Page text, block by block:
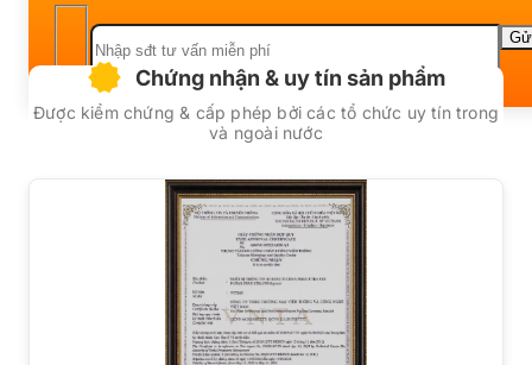
Chứng nhận & uy tín sản phẩm
Được kiểm chứng & cấp phép bởi các tổ chức uy tín trong
và ngoài nước